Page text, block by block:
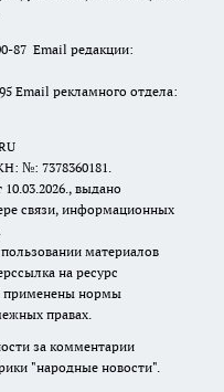
87 Email редакции:
Email рекламного отдела:
№: 7378360181.
выдано
связи, информационных
материалов
на ресурс
применены нормы
правах.
за комментарии
"народные новости".